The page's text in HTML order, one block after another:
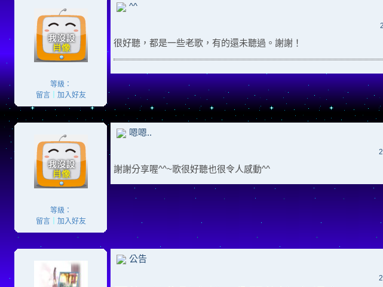
等級：
留言｜ 加入好友
^^
很好聽，都是一些老歌，有的還未聽過。謝謝！
等級：
留言｜ 加入好友
嗯嗯..
謝謝分享喔^^~歌很好聽也很令人感動^^
公告